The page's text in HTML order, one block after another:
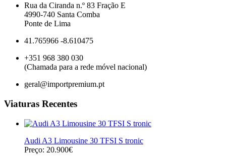
Rua da Ciranda n.º 83 Fração E
4990-740 Santa Comba
Ponte de Lima
41.765966 -8.610475
+351 968 380 030
(Chamada para a rede móvel nacional)
geral@importpremium.pt
Viaturas Recentes
Audi A3 Limousine 30 TFSI S tronic
Preço: 20.900€